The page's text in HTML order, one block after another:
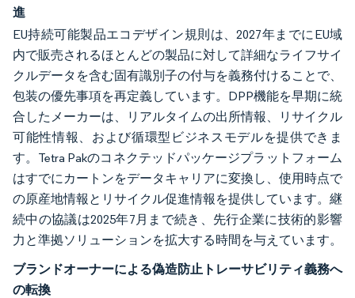
進
EU持続可能製品エコデザイン規則は、2027年までにEU域
内で販売されるほとんどの製品に対して詳細なライフサイ
クルデータを含む固有識別子の付与を義務付けることで、
包装の優先事項を再定義しています。DPP機能を早期に統
合したメーカーは、リアルタイムの出所情報、リサイクル
可能性情報、および循環型ビジネスモデルを提供できま
す。Tetra Pakのコネクテッドパッケージプラットフォーム
はすでにカートンをデータキャリアに変換し、使用時点で
の原産地情報とリサイクル促進情報を提供しています。継
続中の協議は2025年7月まで続き、先行企業に技術的影響
力と準拠ソリューションを拡大する時間を与えています。
ブランドオーナーによる偽造防止トレーサビリティ義務へ
の転換